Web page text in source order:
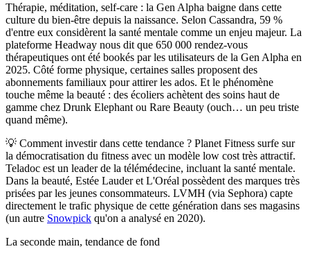
Thérapie, méditation, self-care : la Gen Alpha baigne dans cette
culture du bien-être depuis la naissance. Selon Cassandra, 59 %
d'entre eux considèrent la santé mentale comme un enjeu majeur. La
plateforme Headway nous dit que 650 000 rendez-vous
thérapeutiques ont été bookés par les utilisateurs de la Gen Alpha en
2025. Côté forme physique, certaines salles proposent des
abonnements familiaux pour attirer les ados. Et le phénomène
touche même la beauté : des écoliers achètent des soins haut de
gamme chez Drunk Elephant ou Rare Beauty (ouch… un peu triste
quand même).
💡 Comment investir dans cette tendance ? Planet Fitness surfe sur
la démocratisation du fitness avec un modèle low cost très attractif.
Teladoc est un leader de la télémédecine, incluant la santé mentale.
Dans la beauté, Estée Lauder et L'Oréal possèdent des marques très
prisées par les jeunes consommateurs. LVMH (via Sephora) capte
directement le trafic physique de cette génération dans ses magasins
(un autre Snowpick qu'on a analysé en 2020).
La seconde main, tendance de fond